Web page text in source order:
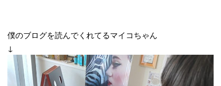
僕のブログを読んでくれてるマイコちゃん
↓